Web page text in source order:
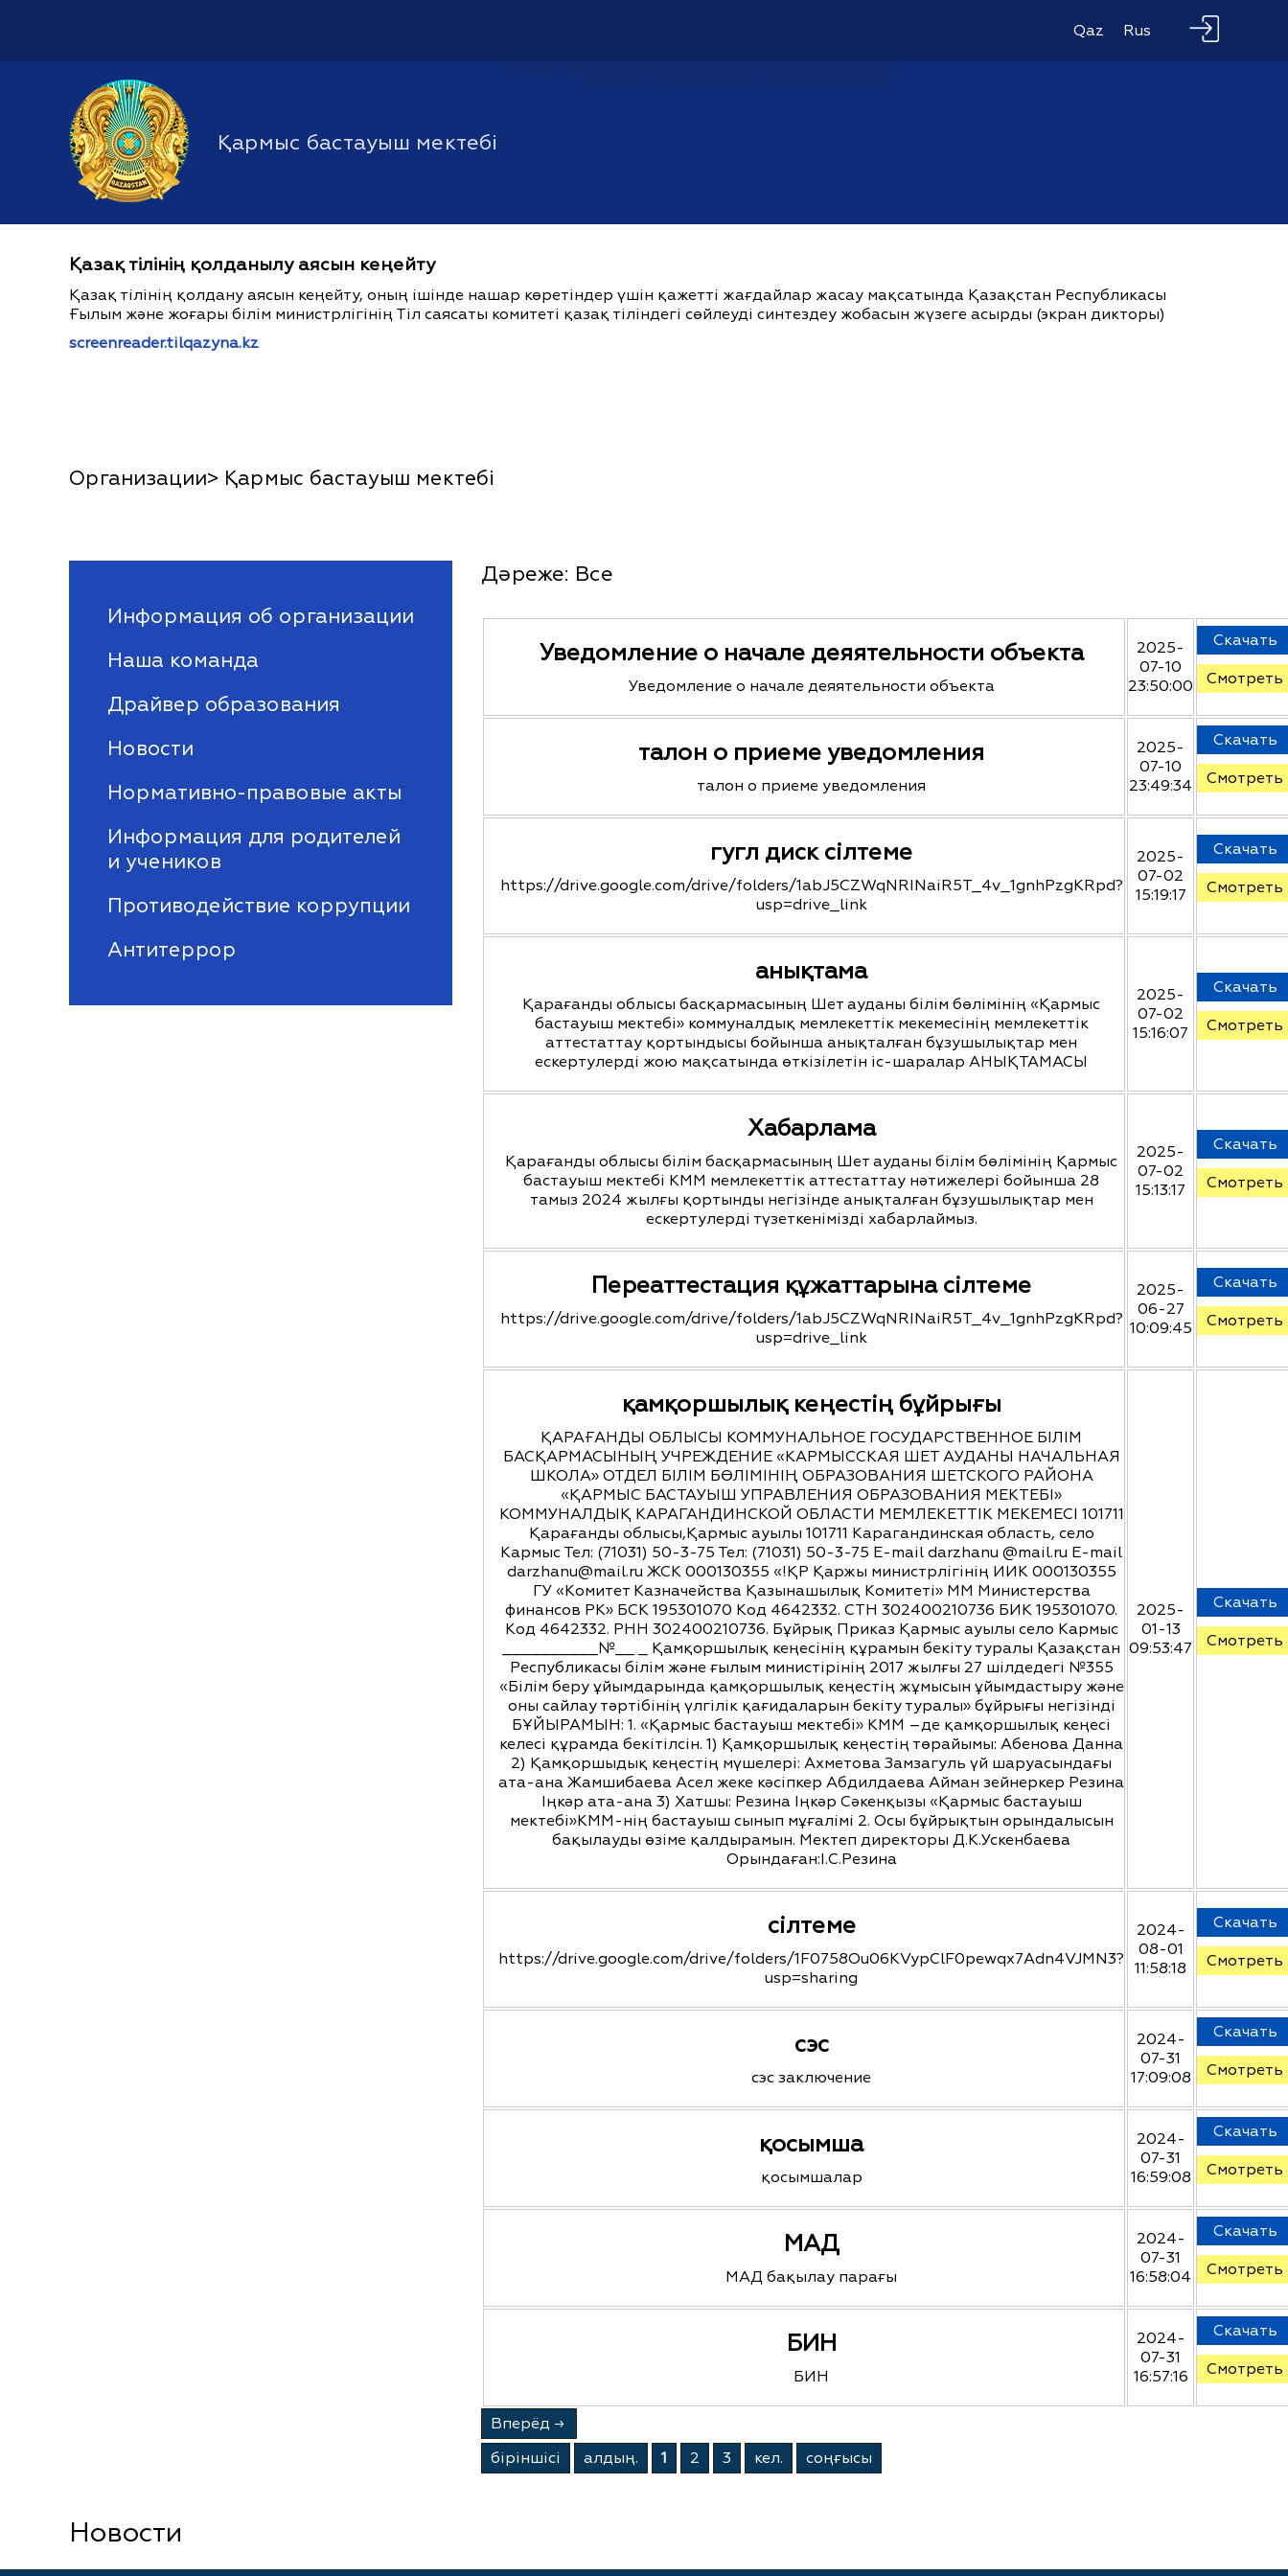
Qaz Rus
Қармыс бастауыш мектебі
Қазақ тілінің қолданылу аясын кеңейту
Қазақ тілінің қолдану аясын кеңейту, оның ішінде нашар көретіндер үшін қажетті жағдайлар жасау мақсатында Қазақстан Республикасы
Ғылым және жоғары білім министрлігінің Тіл саясаты комитеті қазақ тіліндегі сөйлеуді синтездеу жобасын жүзеге асырды (экран дикторы)
screenreader.tilqazyna.kz
Организации> Қармыс бастауыш мектебі
Информация об организации
Наша команда
Драйвер образования
Новости
Нормативно-правовые акты
Информация для родителей
и учеников
Противодействие коррупции
Антитеррор
Дәреже: Все
Уведомление о начале деяятельности объекта
Уведомление о начале деяятельности объекта
2025-
07-10
23:50:00
Скачать
Смотреть
талон о приеме уведомления
талон о приеме уведомления
2025-
07-10
23:49:34
Скачать
Смотреть
гугл диск сілтеме
https://drive.google.com/drive/folders/1abJ5CZWqNRINaiR5T_4v_1gnhPzgKRpd?
usp=drive_link
2025-
07-02
15:19:17
Скачать
Смотреть
анықтама
Қарағанды облысы басқармасының Шет ауданы білім бөлімінің «Қармыс
бастауыш мектебі» коммуналдық мемлекеттік мекемесінің мемлекеттік
аттестаттау қортындысы бойынша анықталған бұзушылықтар мен
ескертулерді жою мақсатында өткізілетін іс-шаралар АНЫҚТАМАСЫ
2025-
07-02
15:16:07
Скачать
Смотреть
Хабарлама
Қарағанды облысы білім басқармасының Шет ауданы білім бөлімінің Қармыс
бастауыш мектебі КММ мемлекеттік аттестаттау нәтижелері бойынша 28
тамыз 2024 жылғы қортынды негізінде анықталған бұзушылықтар мен
ескертулерді түзеткенімізді хабарлаймыз.
2025-
07-02
15:13:17
Скачать
Смотреть
Переаттестация құжаттарына сілтеме
https://drive.google.com/drive/folders/1abJ5CZWqNRINaiR5T_4v_1gnhPzgKRpd?
usp=drive_link
2025-
06-27
10:09:45
Скачать
Смотреть
қамқоршылық кеңестің бұйрығы
ҚАРАҒАНДЫ ОБЛЫСЫ КОММУНАЛЬНОЕ ГОСУДАРСТВЕННОЕ БІЛІМ
БАСҚАРМАСЫНЫҢ УЧРЕЖДЕНИЕ «КАРМЫССКАЯ ШЕТ АУДАНЫ НАЧАЛЬНАЯ
ШКОЛА» ОТДЕЛ БІЛІМ БӨЛІМІНІҢ ОБРАЗОВАНИЯ ШЕТСКОГО РАЙОНА
«ҚАРМЫС БАСТАУЫШ УПРАВЛЕНИЯ ОБРАЗОВАНИЯ МЕКТЕБІ»
КОММУНАЛДЫҚ КАРАГАНДИНСКОЙ ОБЛАСТИ МЕМЛЕКЕТТІК МЕКЕМЕСІ 101711
Қарағанды облысы,Қармыс ауылы 101711 Карагандинская область, село
Кармыс Тел: (71031) 50-3-75 Тел: (71031) 50-3-75 Е-mail darzhanu @mail.ru E-mail
darzhanu@mail.ru ЖСК 000130355 «!ҚР Қаржы министрлігінің ИИК 000130355
ГУ «Комитет Казначейства Қазынашылық Комитеті» ММ Министерства
финансов РК» БСК 195301070 Код 4642332. СТН 302400210736 БИК 195301070.
Код 4642332. РНН 302400210736. Бұйрық Приказ Қармыс ауылы село Кармыс
__________№__ _ Қамқоршылық кеңесінің құрамын бекіту туралы Қазақстан
Республикасы білім және ғылым министірінің 2017 жылғы 27 шілдедегі №355
«Білім беру ұйымдарында қамқоршылық кеңестің жұмысын ұйымдастыру және
оны сайлау тәртібінің үлгілік қағидаларын бекіту туралы» бұйрығы негізінді
БҰЙЫРАМЫН: 1. «Қармыс бастауыш мектебі» КММ –де қамқоршылық кеңесі
келесі құрамда бекітілсін. 1) Қамқоршылық кеңестің төрайымы: Абенова Данна
2) Қамқоршыдық кеңестің мүшелері: Ахметова Замзагуль үй шаруасындағы
ата-ана Жамшибаева Асел жеке кәсіпкер Абдилдаева Айман зейнеркер Резина
Іңкәр ата-ана 3) Хатшы: Резина Іңкәр Сәкенқызы «Қармыс бастауыш
мектебі»КММ-нің бастауыш сынып мұғалімі 2. Осы бұйрықтын орындалысын
бақылауды өзіме қалдырамын. Мектеп директоры Д.К.Ускенбаева
Орындаған:І.С.Резина
2025-
01-13
09:53:47
Скачать
Смотреть
сілтеме
https://drive.google.com/drive/folders/1F0758Ou06KVypClF0pewqx7Adn4VJMN3?
usp=sharing
2024-
08-01
11:58:18
Скачать
Смотреть
сэс
сэс заключение
2024-
07-31
17:09:08
Скачать
Смотреть
қосымша
қосымшалар
2024-
07-31
16:59:08
Скачать
Смотреть
МАД
МАД бақылау парағы
2024-
07-31
16:58:04
Скачать
Смотреть
БИН
БИН
2024-
07-31
16:57:16
Скачать
Смотреть
Вперёд →
бiрiншiсi
алдың. 1 2 3 кел. соңғысы
Новости